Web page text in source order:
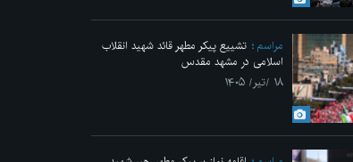
مراسم
تشییع پیکر مطهر قائد شهید انقلاب
اسلامی در مشهد مقدس
۱۸ /تیر/ ۱۴۰۵